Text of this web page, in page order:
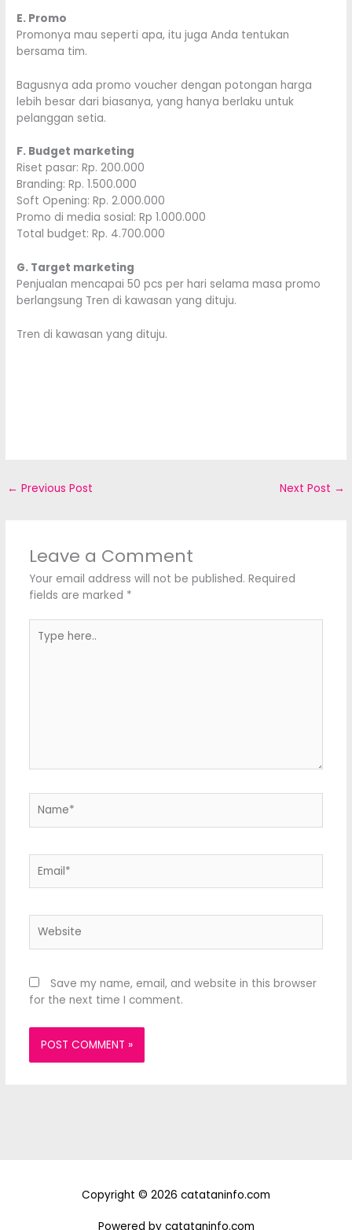
E. Promo
Promonya mau seperti apa, itu juga Anda tentukan
bersama tim.
Bagusnya ada promo voucher dengan potongan harga
lebih besar dari biasanya, yang hanya berlaku untuk
pelanggan setia.
F. Budget marketing
Riset pasar: Rp. 200.000
Branding: Rp. 1.500.000
Soft Opening: Rp. 2.000.000
Promo di media sosial: Rp 1.000.000
Total budget: Rp. 4.700.000
G. Target marketing
Penjualan mencapai 50 pcs per hari selama masa promo
berlangsung Tren di kawasan yang dituju.
Tren di kawasan yang dituju.
← Previous Post Next Post →
Leave a Comment
Your email address will not be published. Required
fields are marked *
here..
Save my name, email, and website in this browser
for the next time I comment.
Copyright © 2026 catataninfo.com
Powered by catataninfo.com